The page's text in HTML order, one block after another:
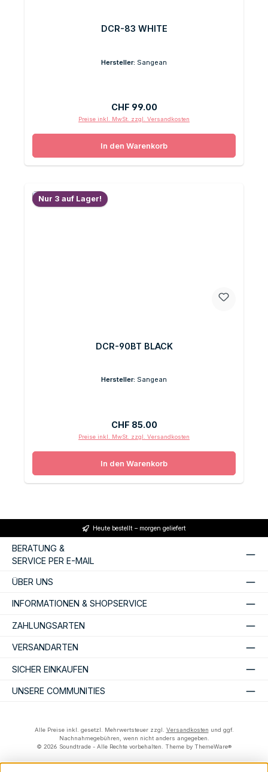
DCR-83 WHITE
Hersteller: Sangean
Regulärer Preis:
CHF 99.00
Preise inkl. MwSt. zzgl. Versandkosten
In den Warenkorb
Nur 3 auf Lager!
DCR-90BT BLACK
Hersteller: Sangean
Regulärer Preis:
CHF 85.00
Preise inkl. MwSt. zzgl. Versandkosten
In den Warenkorb
Heute bestellt – morgen geliefert
BERATUNG &
SERVICE PER E-MAIL
ÜBER UNS
INFORMATIONEN & SHOPSERVICE
ZAHLUNGSARTEN
VERSANDARTEN
SICHER EINKAUFEN
UNSERE COMMUNITIES
Alle Preise inkl. gesetzl. Mehrwertsteuer zzgl. Versandkosten und ggf.
Nachnahmegebühren, wenn nicht anders angegeben.
© 2026 Soundtrade - Alle Rechte vorbehalten. Theme by ThemeWare®